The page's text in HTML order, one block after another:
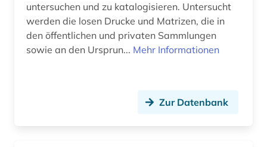
untersuchen und zu katalogisieren. Untersucht
werden die losen Drucke und Matrizen, die in
den öffentlichen und privaten Sammlungen
sowie an den Ursprun... Mehr Informationen
Zur Datenbank